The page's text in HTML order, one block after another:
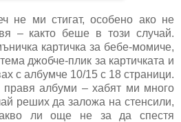
не ми стигат, особено ако не
– както беше в този случай.
картичка за бебе-момиче,
джобче-плик за картичката и
с албумче 10/15 с 18 страници.
албуми – хабят ми много
реших да заложа на стенсили,
ли още не за да спестя